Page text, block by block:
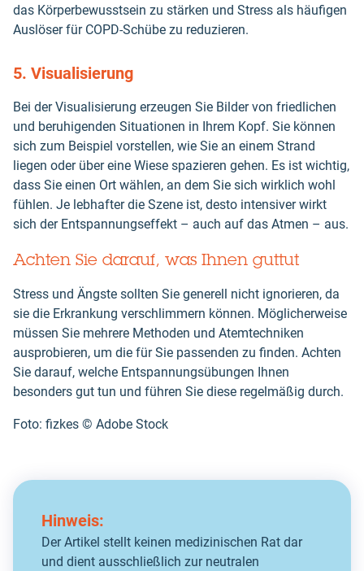
das Körperbewusstsein zu stärken und Stress als häufigen
Auslöser für COPD-Schübe zu reduzieren.
5. Visualisierung
Bei der Visualisierung erzeugen Sie Bilder von friedlichen
und beruhigenden Situationen in Ihrem Kopf. Sie können
sich zum Beispiel vorstellen, wie Sie an einem Strand
liegen oder über eine Wiese spazieren gehen. Es ist wichtig,
dass Sie einen Ort wählen, an dem Sie sich wirklich wohl
fühlen. Je lebhafter die Szene ist, desto intensiver wirkt
sich der Entspannungseffekt – auch auf das Atmen – aus.
Achten Sie darauf, was Ihnen guttut
Stress und Ängste sollten Sie generell nicht ignorieren, da
sie die Erkrankung verschlimmern können. Möglicherweise
müssen Sie mehrere Methoden und Atemtechniken
ausprobieren, um die für Sie passenden zu finden. Achten
Sie darauf, welche Entspannungsübungen Ihnen
besonders gut tun und führen Sie diese regelmäßig durch.
Foto: fizkes ©️ Adobe Stock
Hinweis:
Der Artikel stellt keinen medizinischen Rat dar
und dient ausschließlich zur neutralen